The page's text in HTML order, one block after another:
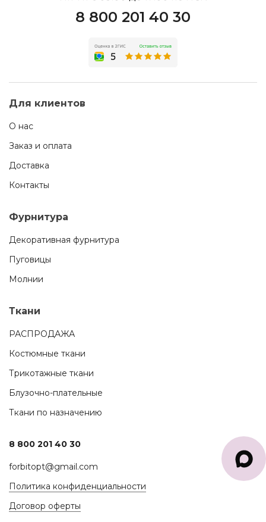
8 800 201 40 30
Для клиентов
О нас
Заказ и оплата
Доставка
Контакты
Фурнитура
Декоративная фурнитура
Пуговицы
Молнии
Ткани
РАСПРОДАЖА
Костюмные ткани
Трикотажные ткани
Блузочно-плательные
Ткани по назначению
8 800 201 40 30
forbitopt@gmail.com
Политика конфиденциальности
Договор оферты